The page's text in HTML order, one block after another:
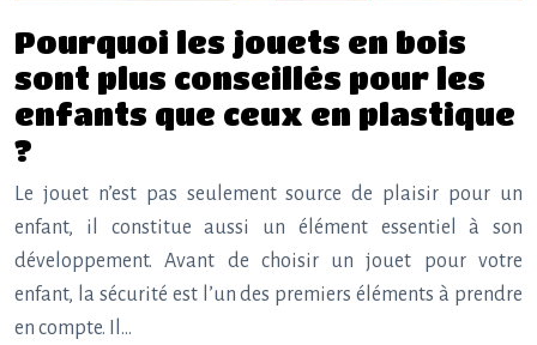
Pourquoi les jouets en bois
sont plus conseillés pour les
enfants que ceux en plastique
?
Le jouet n’est pas seulement source de plaisir pour un
enfant, il constitue aussi un élément essentiel à son
développement. Avant de choisir un jouet pour votre
enfant, la sécurité est l’un des premiers éléments à prendre
en compte. Il…